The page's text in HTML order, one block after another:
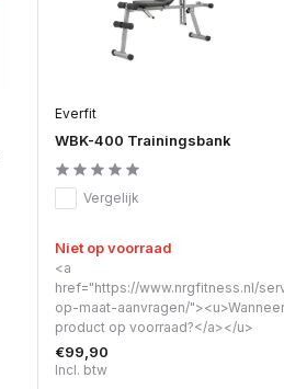
Everfit
WBK-400 Trainingsbank
Vergelijk
Niet op voorraad
<a
href="https://www.nrgfitness.nl/
op-maat-aanvragen/
product op voorraad?</a></u>
€99,90
Incl. btw